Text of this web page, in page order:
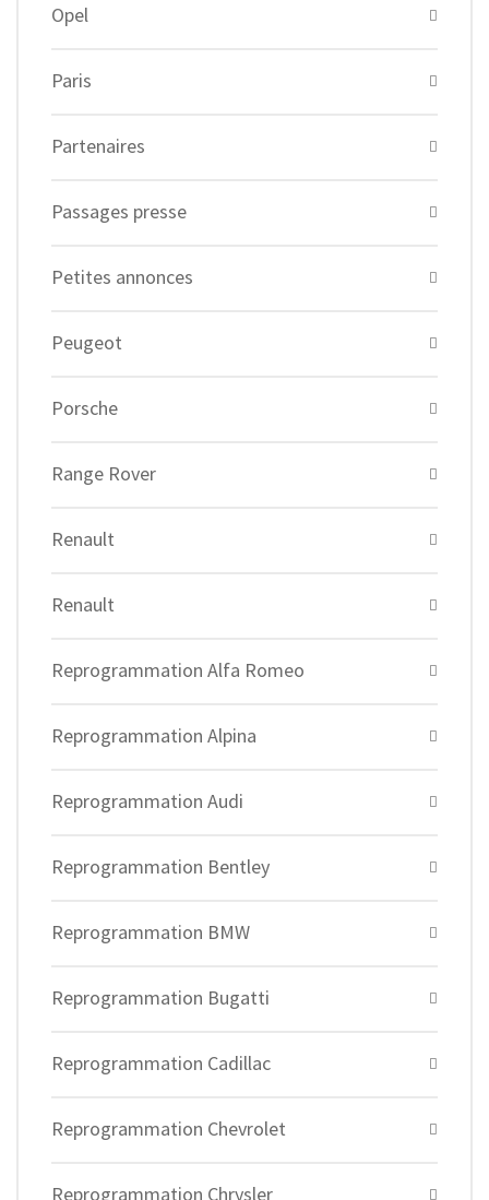
Opel
Paris
Partenaires
Passages presse
Petites annonces
Peugeot
Porsche
Range Rover
Renault
Renault
Reprogrammation Alfa Romeo
Reprogrammation Alpina
Reprogrammation Audi
Reprogrammation Bentley
Reprogrammation BMW
Reprogrammation Bugatti
Reprogrammation Cadillac
Reprogrammation Chevrolet
Reprogrammation Chrysler